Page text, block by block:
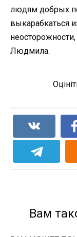
людям добрых
выкарабкаться
Людмила.
Вам